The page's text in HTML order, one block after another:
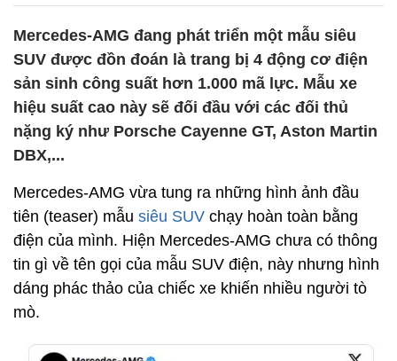
Mercedes-AMG đang phát triển một mẫu siêu
SUV được đồn đoán là trang bị 4 động cơ điện
sản sinh công suất hơn 1.000 mã lực. Mẫu xe
hiệu suất cao này sẽ đối đầu với các đối thủ
nặng ký như Porsche Cayenne GT, Aston Martin
DBX,...
Mercedes-AMG vừa tung ra những hình ảnh đầu
tiên (teaser) mẫu siêu SUV chạy hoàn toàn bằng
điện của mình. Hiện Mercedes-AMG chưa có thông
tin gì về tên gọi của mẫu SUV điện, này nhưng hình
dáng phác thảo của chiếc xe khiến nhiều người tò
mò.